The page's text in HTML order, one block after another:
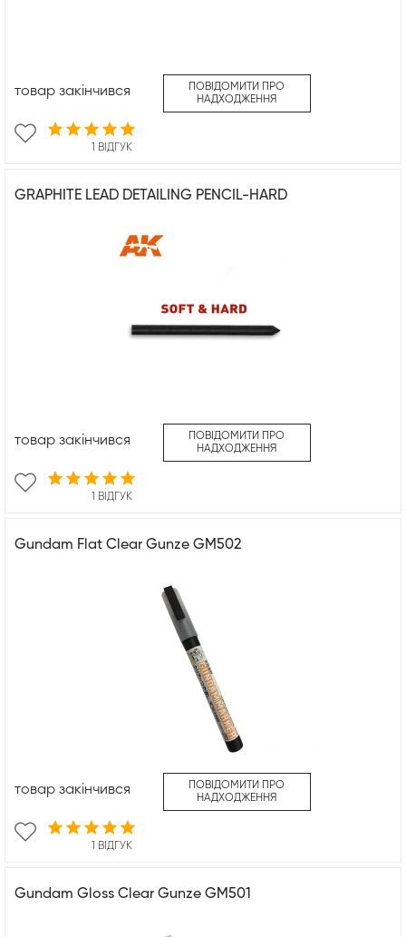
1 ВІДГУК
товар закінчився
ПОВІДОМИТИ ПРО
НАДХОДЖЕННЯ
GRAPHITE LEAD DETAILING PENCIL-HARD
1 ВІДГУК
товар закінчився
ПОВІДОМИТИ ПРО
НАДХОДЖЕННЯ
Gundam Flat Clear Gunze GM502
1 ВІДГУК
товар закінчився
ПОВІДОМИТИ ПРО
НАДХОДЖЕННЯ
Gundam Gloss Clear Gunze GM501